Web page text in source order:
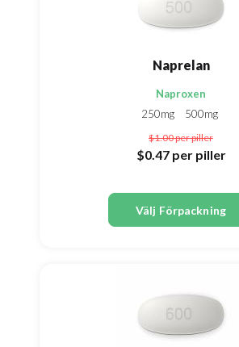
Naprelan
Naproxen
250mg
500mg
$1.00per piller
$0.47 per piller
Välj Förpackning